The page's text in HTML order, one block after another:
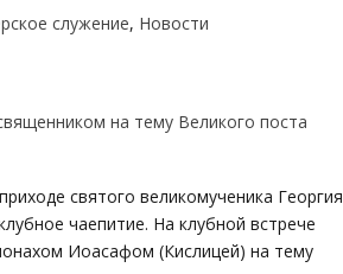
служение, Новости
святого великомученика Георгия
чаепитие. На клубной встрече
Иоасафом (Кислицей) на тему